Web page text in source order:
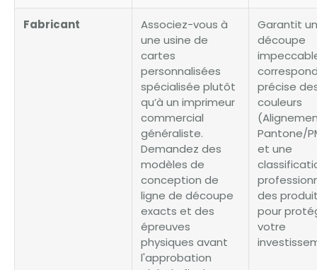
Fabricant
Associez-vous à
une usine de
cartes
personnalisées
spécialisée plutôt
qu’à un imprimeur
commercial
généraliste.
Demandez des
modèles de
conception de
ligne de découpe
exacts et des
épreuves
physiques avant
l'approbation
Garantit
découpe
précise
couleurs
Pantone/
et une
des
pour
votre